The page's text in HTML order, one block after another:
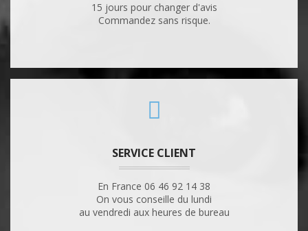
15 jours pour changer d'avis
Commandez sans risque.
SERVICE CLIENT
En France 06 46 92 14 38
On vous conseille du lundi
au vendredi aux heures de bureau